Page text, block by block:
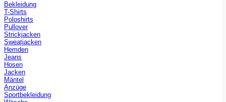
Bekleidung
T-Shirts
Poloshirts
Pullover
Strickjacken
Sweatjacken
Hemden
Jeans
Hosen
Jacken
Mäntel
Anzüge
Sportbekleidung